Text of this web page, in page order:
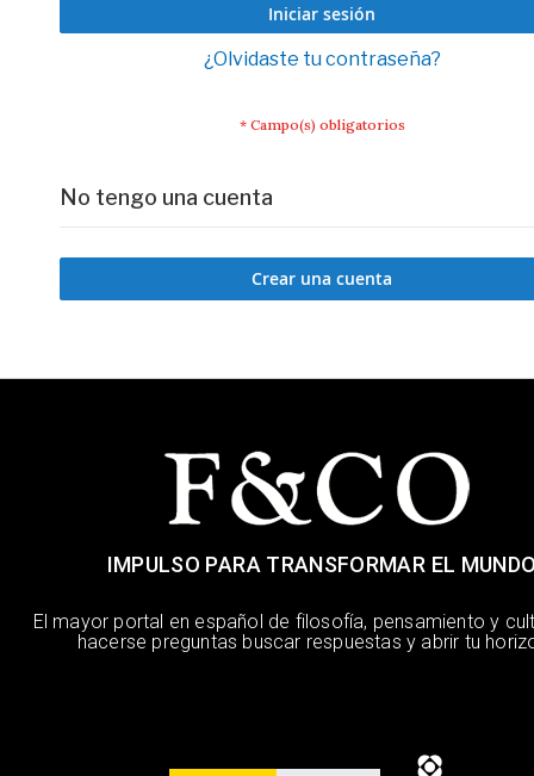
Iniciar sesión
¿Olvidaste tu contraseña?
No tengo una cuenta
Crear una cuenta
IMPULSO PARA TRANSFORMAR EL
El mayor portal en español de filosofía, pensamiento y
hacerse preguntas buscar respuestas y abrir tu